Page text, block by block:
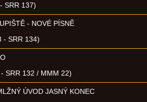
SRR 137)
- NOVÉ PÍSNĚ
- SRR 134)
SRR 132 / MMM 22)
ÚVOD JASNÝ KONEC